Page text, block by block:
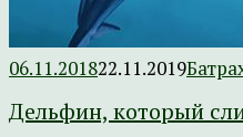
06.11.201822.11.2019
Дельфин, который